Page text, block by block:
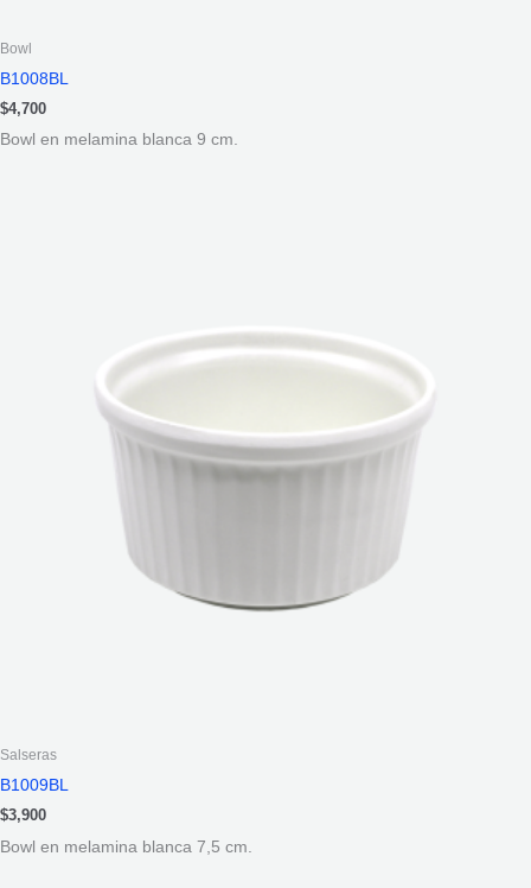
Bowl
B1008BL
$4,700
Bowl en melamina blanca 9 cm.
Salseras
B1009BL
$3,900
Bowl en melamina blanca 7,5 cm.